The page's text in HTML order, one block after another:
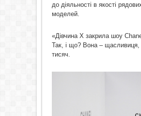
до діяльності в якості
моделей.
«Дівчина Х закрила шоу
Так, і що? Вона – щасливиця,
тисяч.